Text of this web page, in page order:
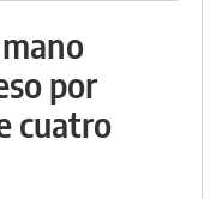
por
cuatro